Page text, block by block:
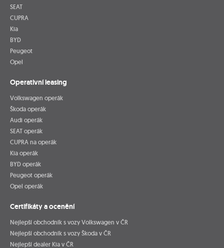
SEAT
CUPRA
Kia
BYD
Peugeot
Opel
Operativní leasing
Volkswagen operák
Škoda operák
Audi operák
SEAT operák
CUPRA na operák
Kia operák
BYD operák
Peugeot operák
Opel operák
Certifikáty a ocenění
Nejlepší obchodník s vozy Volkswagen v ČR
Nejlepší obchodník s vozy Škoda v ČR
Nejlepší dealer Kia v ČR